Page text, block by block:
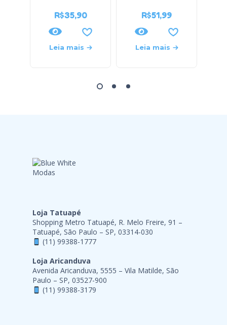
R$35,90
Leia mais
R$51,99
Leia mais
Loja Tatuapé
Shopping Metro Tatuapé, R. Melo Freire, 91 –
Tatuapé, São Paulo – SP, 03314-030
(11) 99388-1777
Loja Aricanduva
Avenida Aricanduva, 5555 – Vila Matilde, São
Paulo – SP, 03527-900
(11) 99388-3179